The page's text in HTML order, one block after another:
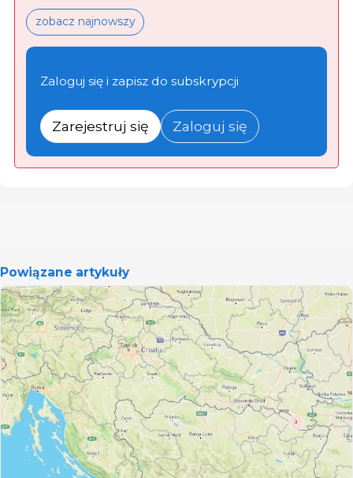
zobacz najnowszy
Zaloguj się i zapisz do subskrypcji
Zarejestruj się Zaloguj się
Powiązane artykuły